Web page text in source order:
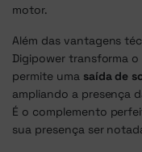
motor.
Além das vantagens
Digipower transforma
permite uma saída de
ampliando a presença
É o complemento
sua presença ser